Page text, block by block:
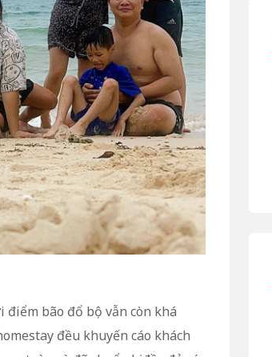
điểm bão đổ bộ vẫn còn khá
đều khuyến cáo khách